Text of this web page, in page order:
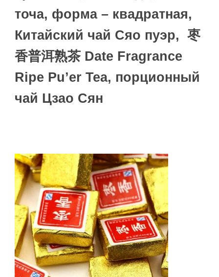
точа, форма – квадратная,
Китайский чай Сяо пуэр, 枣
香普洱熟茶 Date Fragrance
Ripe Pu’er Tea, порционный
чай Цзао Сян